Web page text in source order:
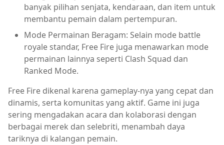
banyak pilihan senjata, kendaraan, dan item untuk
membantu pemain dalam pertempuran.
Mode Permainan Beragam: Selain mode battle
royale standar, Free Fire juga menawarkan mode
permainan lainnya seperti Clash Squad dan
Ranked Mode.
Free Fire dikenal karena gameplay-nya yang cepat dan
dinamis, serta komunitas yang aktif. Game ini juga
sering mengadakan acara dan kolaborasi dengan
berbagai merek dan selebriti, menambah daya
tariknya di kalangan pemain.